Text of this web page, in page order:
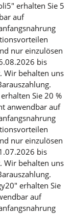
erhalten Sie 5
auf
nur einzulösen
bis
Wir behalten uns
Sie 20 %
anwendbar auf
nur einzulösen
bis
Wir behalten uns
erhalten Sie
auf